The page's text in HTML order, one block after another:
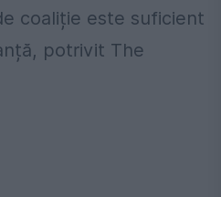
coaliție este suficient
potrivit The